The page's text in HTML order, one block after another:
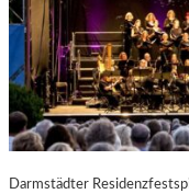
Darmstädter